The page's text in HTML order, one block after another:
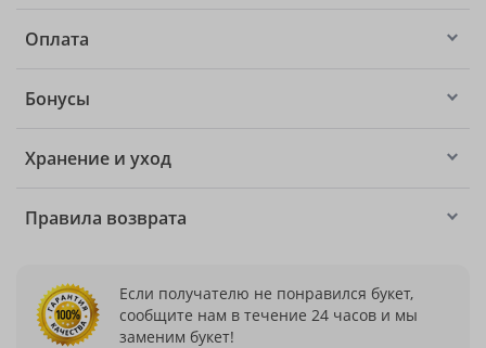
Оплата
Бонусы
Хранение и уход
Правила возврата
Если получателю не понравился букет,
сообщите нам в течение 24 часов и мы
заменим букет!